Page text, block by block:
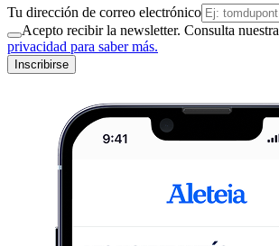
Tu dirección de correo electrónico
Acepto recibir la newsletter. Consulta nuestra
privacidad para saber más.
Inscribirse